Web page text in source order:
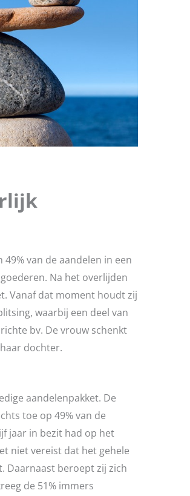
van de aandelen in een
Na het overlijden
Vanaf dat moment houdt zij
waarbij een deel van
bv. De vrouw schenkt
dochter.
aandelenpakket. De
toe op 49% van de
jaar in bezit had op het
niet vereist dat het gehele
Daarnaast beroept zij zich
de 51% immers